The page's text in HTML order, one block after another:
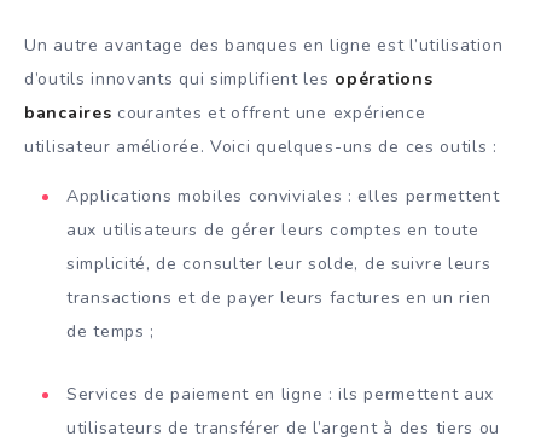
Un autre avantage des banques en ligne est l’utilisation
d’outils innovants qui simplifient les opérations
bancaires courantes et offrent une expérience
utilisateur améliorée. Voici quelques-uns de ces outils :
Applications mobiles conviviales : elles permettent
aux utilisateurs de gérer leurs comptes en toute
simplicité, de consulter leur solde, de suivre leurs
transactions et de payer leurs factures en un rien
de temps ;
Services de paiement en ligne : ils permettent aux
utilisateurs de transférer de l’argent à des tiers ou